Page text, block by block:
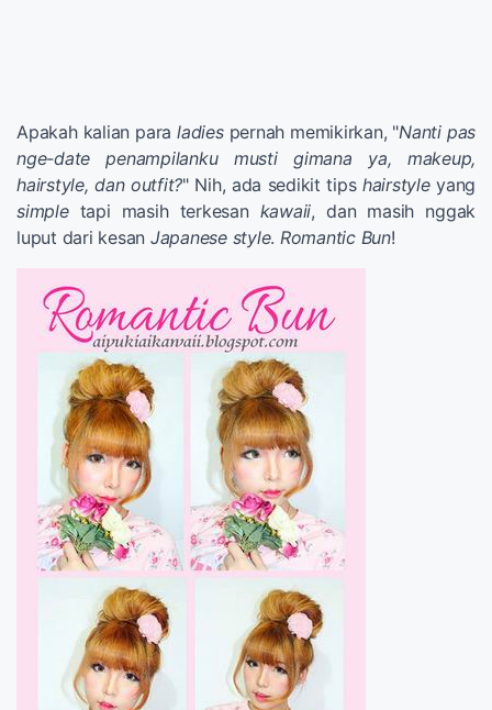
Apakah kalian para ladiespernah memikirkan, "Nanti pas
nge-date penampilanku musti gimana ya, makeup,
hairstyle, dan outfit?" Nih, ada sedikit tips hairstyleyang
simpletapi masih terkesan kawaii, dan masih nggak
luput dari kesan Japanese style. Romantic Bun!